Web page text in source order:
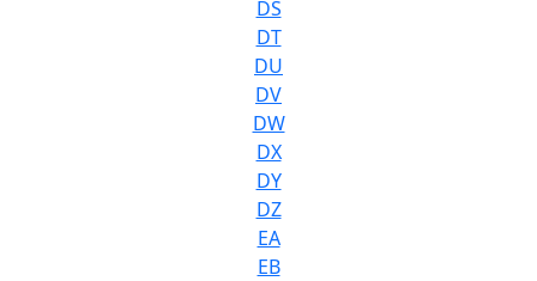
DS
DT
DU
DV
DW
DX
DY
DZ
EA
EB